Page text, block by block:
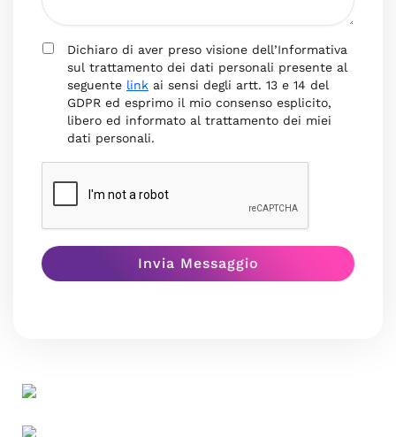
Dichiaro di aver preso visione dell’Informativa
sul trattamento dei dati personali presente al
seguente link ai sensi degli artt. 13 e 14 del
GDPR ed esprimo il mio consenso esplicito,
libero ed informato al trattamento dei miei
dati personali.